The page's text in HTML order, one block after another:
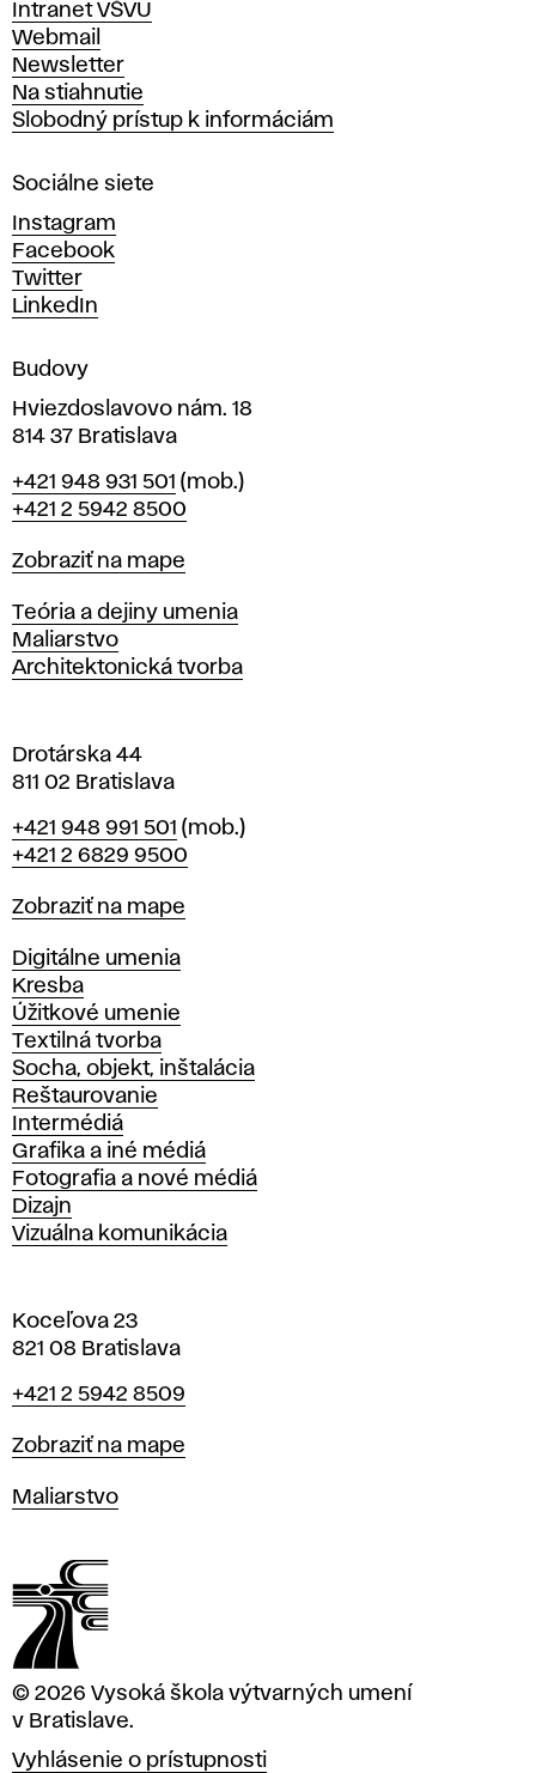
ý
t
v
a
r
ý
c
h
u
m
e
í
v
r
a
i
l
a
v
Intranet VŠVU
Webmail
Newsletter
Na stiahnutie
Slobodný prístup k informáciám
Sociálne siete
Instagram
Facebook
Twitter
LinkedIn
Budovy
Hviezdoslavovo nám. 18
814 37 Bratislava
Telefón
+421 948 931 501 (mob.)
+421 2 5942 8500
Mapa
Zobraziť na mape
Katedry
Teória a dejiny umenia
Maliarstvo
Architektonická tvorba
Drotárska 44
811 02 Bratislava
Telefón
+421 948 991 501 (mob.)
+421 2 6829 9500
Mapa
Zobraziť na mape
Katedry
Digitálne umenia
Kresba
Úžitkové umenie
Textilná tvorba
Socha, objekt, inštalácia
Reštaurovanie
Intermédiá
Grafika a iné médiá
Fotografia a nové médiá
Dizajn
Vizuálna komunikácia
Koceľova 23
821 08 Bratislava
Telefón
+421 2 5942 8509
Mapa
Zobraziť na mape
Katedry
Maliarstvo
© 2026 Vysoká škola výtvarných umení
v Bratislave.
Vyhlásenie o prístupnosti